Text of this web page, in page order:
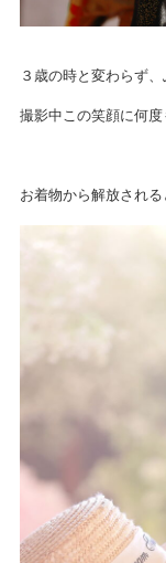
３歳の時と変わらず、
撮影中この笑顔に何
お着物から解放され